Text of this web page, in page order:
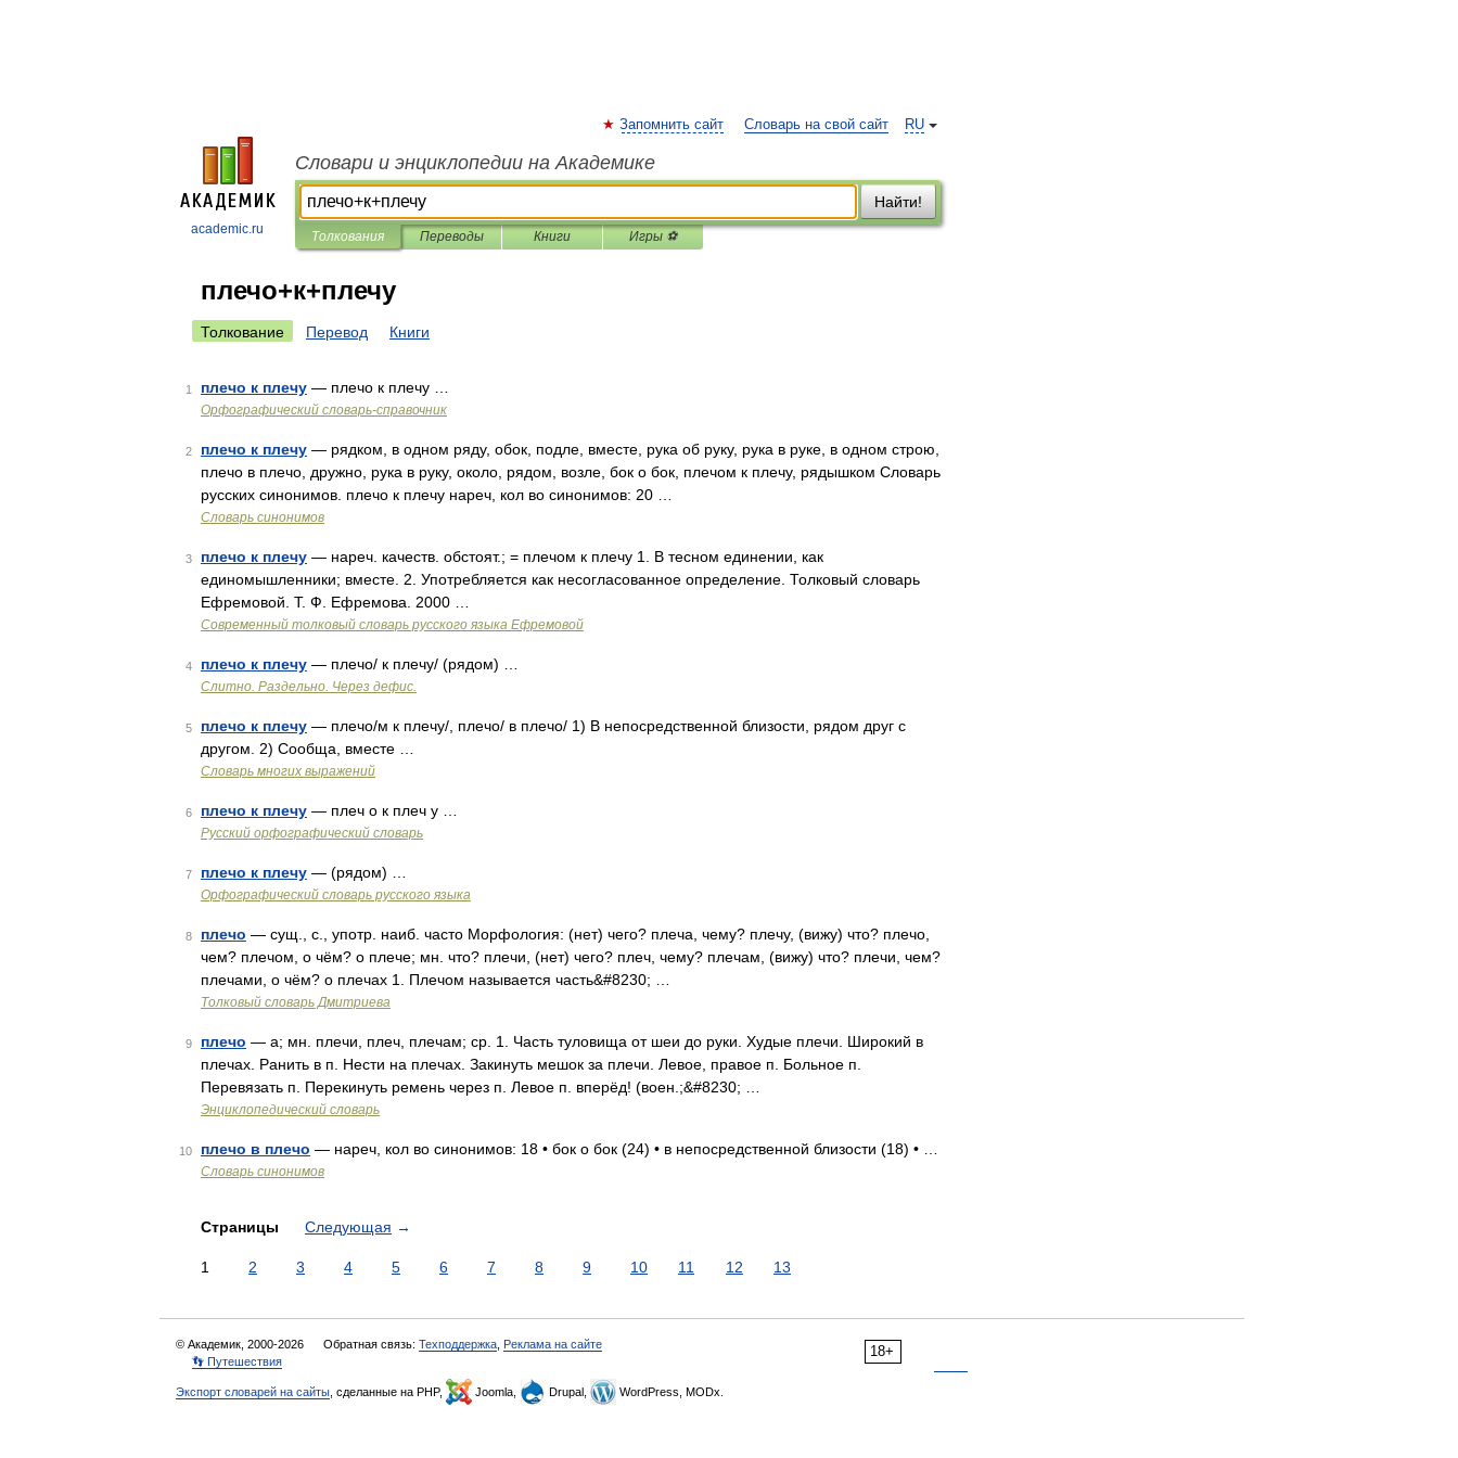
academic.ru
RU
Запомнить сайт Словарь на свой сайт
Словари и энциклопедии на Академике
Найти!
Толкования Переводы Книги Игры ⚽
плечо+к+плечу
Толкование Перевод Книги
1 плечо к плечу — плечо к плечу …
Орфографический словарь-справочник
2 плечо к плечу — рядком, в одном ряду, обок, подле, вместе, рука об руку, рука в руке, в одном строю,
плечо в плечо, дружно, рука в руку, около, рядом, возле, бок о бок, плечом к плечу, рядышком Словарь
русских синонимов. плечо к плечу нареч, кол во синонимов: 20 …
Словарь синонимов
3 плечо к плечу — нареч. качеств. обстоят.; = плечом к плечу 1. В тесном единении, как
единомышленники; вместе. 2. Употребляется как несогласованное определение. Толковый словарь
Ефремовой. Т. Ф. Ефремова. 2000 …
Современный толковый словарь русского языка Ефремовой
4 плечо к плечу — плечо/ к плечу/ (рядом) …
Слитно. Раздельно. Через дефис.
5 плечо к плечу — плечо/м к плечу/, плечо/ в плечо/ 1) В непосредственной близости, рядом друг с
другом. 2) Сообща, вместе …
Словарь многих выражений
6 плечо к плечу — плеч о к плеч у …
Русский орфографический словарь
7 плечо к плечу — (рядом) …
Орфографический словарь русского языка
8 плечо — сущ., с., употр. наиб. часто Морфология: (нет) чего? плеча, чему? плечу, (вижу) что? плечо,
чем? плечом, о чём? о плече; мн. что? плечи, (нет) чего? плеч, чему? плечам, (вижу) что? плечи, чем?
плечами, о чём? о плечах 1. Плечом называется часть&#8230; …
Толковый словарь Дмитриева
9 плечо — а; мн. плечи, плеч, плечам; ср. 1. Часть туловища от шеи до руки. Худые плечи. Широкий в
плечах. Ранить в п. Нести на плечах. Закинуть мешок за плечи. Левое, правое п. Больное п.
Перевязать п. Перекинуть ремень через п. Левое п. вперёд! (воен.;&#8230; …
Энциклопедический словарь
10 плечо в плечо — нареч, кол во синонимов: 18 • бок о бок (24) • в непосредственной близости (18) • …
Словарь синонимов
Страницы Следующая →
1 2 3 4 5 6 7 8 9 10 11 12 13
18+
© Академик, 2000-2026 Обратная связь: Техподдержка Реклама на сайте
👣 Путешествия
Экспорт словарей на сайты , сделанные на PHP, Joomla, Drupal, WordPress, MODx.